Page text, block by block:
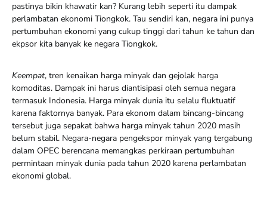
pastinya bikin khawatir kan? Kurang lebih seperti itu dampak
perlambatan ekonomi Tiongkok. Tau sendiri kan, negara ini punya
pertumbuhan ekonomi yang cukup tinggi dari tahun ke tahun dan
ekpsor kita banyak ke negara Tiongkok.
Ke­empat, tren kenaikan harga minyak dan gejolak harga
komoditas. Dampak ini harus diantisipasi oleh semua negara
termasuk Indonesia. Harga minyak dunia itu selalu fluktuatif
karena faktornya banyak. Para ekonom dalam bincang-bincang
tersebut juga sepakat bahwa harga minyak tahun 2020 masih
belum stabil. Negara-negara pengekspor minyak yang tergabung
dalam OPEC berencana memangkas perkiraan pertumbuhan
permintaan minyak dunia pada tahun 2020 karena perlambatan
ekonomi global.